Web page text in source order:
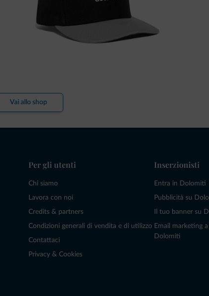
Vai allo shop
Per gli utenti
Chi siamo
Lavora con noi
Credits & partners
Condizioni generali di vendita e di utilizzo
Contattaci
Privacy & Cookies
Inserzionisti
Entra in Dolomiti
Pubblicità su
Il tuo banner su
Email marketing
Dolomiti